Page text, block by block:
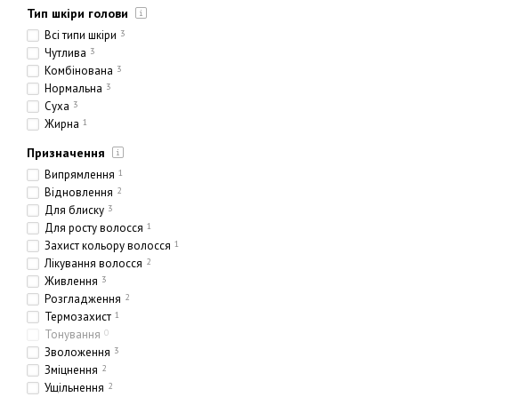
Тип шкіри голови
Всі типи шкіри 3
Чутлива 3
Комбінована 3
Нормальна 3
Суха 3
Жирна 1
Призначення
Випрямлення 1
Відновлення 2
Для блиску 3
Для росту волосся 1
Захист кольору волосся 1
Лікування волосся 2
Живлення 3
Розгладження 2
Термозахист 1
Тонування 0
Зволоження 3
Зміцнення 2
Ущільнення 2